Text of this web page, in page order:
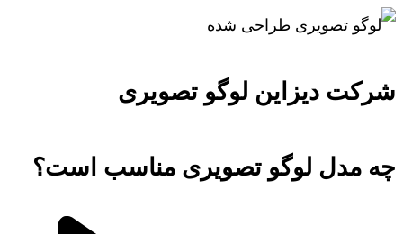
شرکت دیزاین لوگو تصویری
چه مدل لوگو تصویری مناسب است؟